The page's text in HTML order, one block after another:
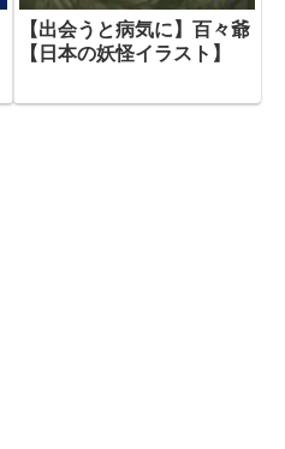
【出会うと病気に】百々爺
【日本の妖怪イラスト】